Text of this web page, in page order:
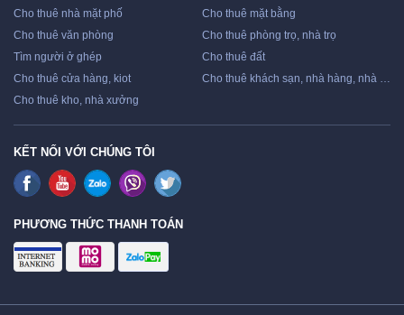
Cho thuê nhà mặt phố
Cho thuê mặt bằng
Cho thuê văn phòng
Cho thuê phòng trọ, nhà trọ
Tìm người ở ghép
Cho thuê đất
Cho thuê cửa hàng, kiot
Cho thuê khách sạn, nhà hàng, nhà nghỉ
Cho thuê kho, nhà xưởng
KẾT NỐI VỚI CHÚNG TÔI
PHƯƠNG THỨC THANH TOÁN